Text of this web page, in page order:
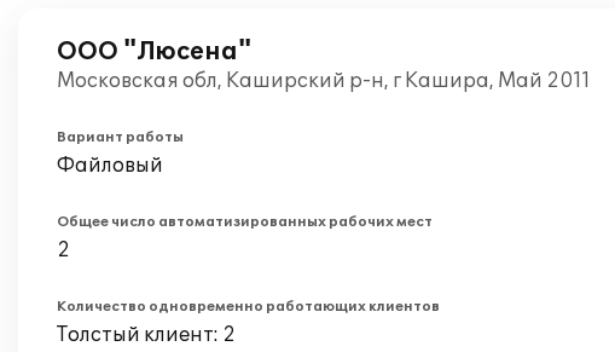
ООО "Люсена"
Московская обл, Каширский р-н, г Кашира, Май 2011
Вариант работы
Файловый
Общее число автоматизированных рабочих мест
2
Количество одновременно работающих клиентов
Толстый клиент: 2